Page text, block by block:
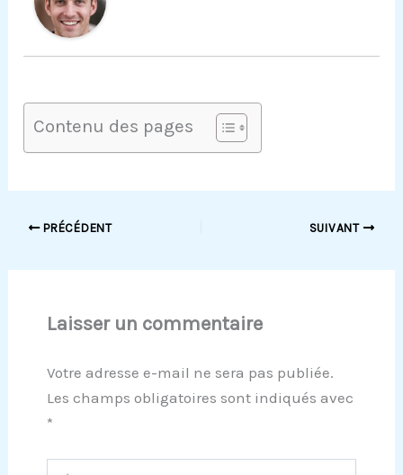
Contenu des pages
PRÉCÉDENT SUIVANT
Laisser un commentaire
Votre adresse e-mail ne sera pas publiée.
Les champs obligatoires sont indiqués avec
*